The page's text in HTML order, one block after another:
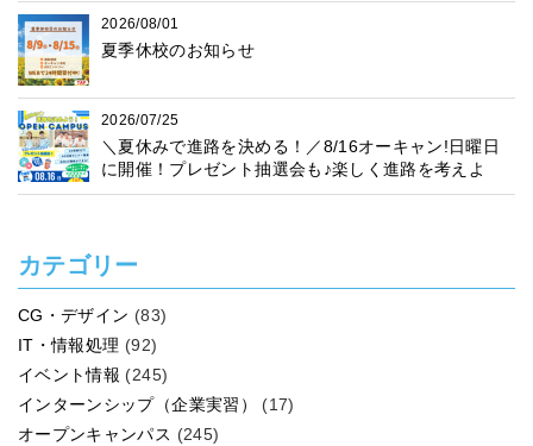
2026/08/01
夏季休校のお知らせ
2026/07/25
＼夏休みで進路を決める！／8/16オーキャン!日曜日
に開催！プレゼント抽選会も♪楽しく進路を考えよ
う！
カテゴリー
CG・デザイン (83)
IT・情報処理 (92)
イベント情報 (245)
インターンシップ（企業実習）
(17)
オープンキャンパス (245)